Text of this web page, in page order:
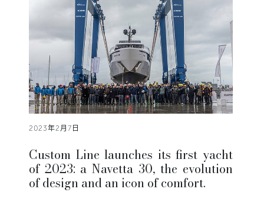
2023年2月7日
Custom Line launches its first yacht
of 2023: a Navetta 30, the evolution
of design and an icon of comfort.